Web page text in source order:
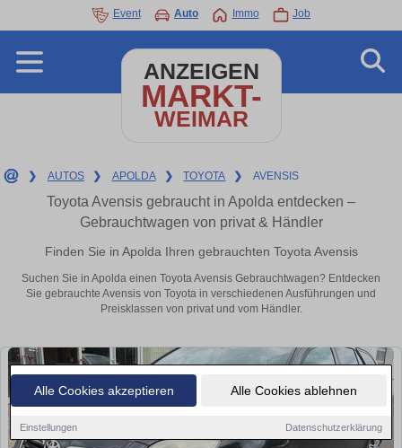
Alle Cookies akzeptieren Alle Cookies ablehnen
Einstellungen Datenschutzerklärung
Event Auto Immo Job
ANZEIGEN
MARKT-
WEIMAR
❯ AUTOS ❯ APOLDA ❯ TOYOTA ❯ AVENSIS
Toyota Avensis gebraucht in Apolda entdecken –
Gebrauchtwagen von privat & Händler
Finden Sie in Apolda Ihren gebrauchten Toyota Avensis
Suchen Sie in Apolda einen Toyota Avensis Gebrauchtwagen? Entdecken
Sie gebrauchte Avensis von Toyota in verschiedenen Ausführungen und
Preisklassen von privat und vom Händler.